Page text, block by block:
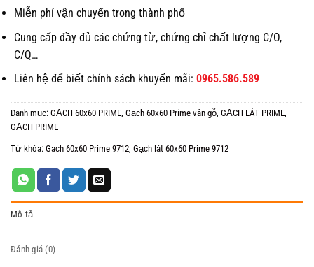
Miễn phí vận chuyển trong thành phố
Cung cấp đầy đủ các chứng từ, chứng chỉ chất lượng C/O,
C/Q…
Liên hệ để biết chính sách khuyến mãi: 0965.586.589
Danh mục: GẠCH 60x60 PRIME, Gạch 60x60 Prime vân gỗ, GẠCH LÁT PRIME,
GẠCH PRIME
Từ khóa: Gach 60x60 Prime 9712, Gạch lát 60x60 Prime 9712
Mô tả
Đánh giá (0)